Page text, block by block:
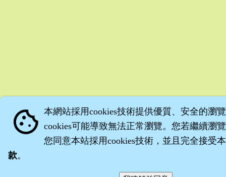
cookie 本網站採用cookies技術提供優質、安全的瀏
cookies可能導致無法正常瀏覽。您若繼續瀏
您同意本站採用cookies技術，並且完全接受
款。